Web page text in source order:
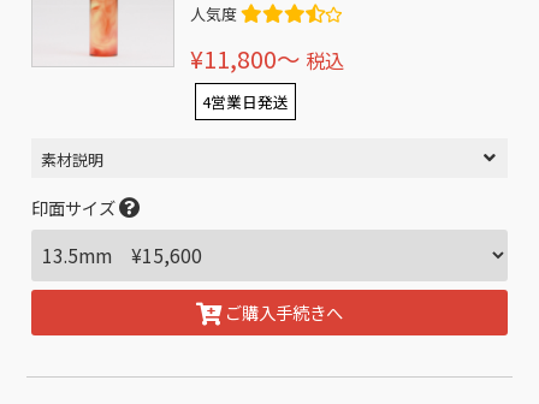
人気度
¥11,800〜 税込
4営業日発送
素材説明
印面サイズ
ご購入手続きへ